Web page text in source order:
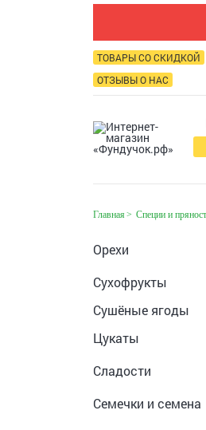
ТОВАРЫ СО СКИДКОЙ
ОТЗЫВЫ О НАС
Главная Специи и
Орехи
Сухофрукты
Сушёные ягоды
Цукаты
Сладости
Семечки и семена